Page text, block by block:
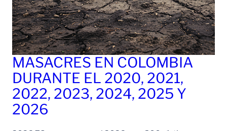
MASACRES EN COLOMBIA
DURANTE EL 2020, 2021,
2022, 2023, 2024, 2025 Y
2026